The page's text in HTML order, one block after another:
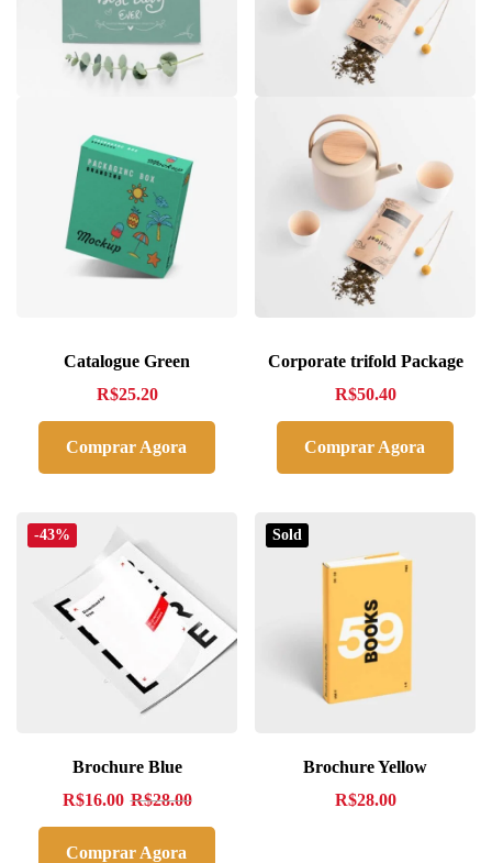
Catalogue Green
R$25.20
Comprar Agora
Corporate trifold Package
R$50.40
Comprar Agora
-43%
Brochure Blue
R$16.00 R$28.00
Comprar Agora
Sold
Brochure Yellow
R$28.00